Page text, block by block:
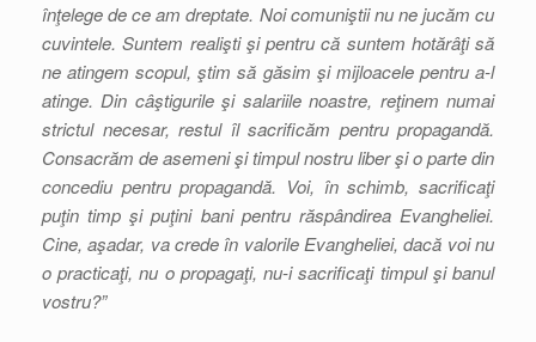
înţelege de ce am dreptate. Noi comuniştii nu ne jucăm cu
cuvintele. Suntem realişti şi pentru că suntem hotărâţi să
ne atingem scopul, ştim să găsim şi mijloacele pentru a-l
atinge. Din câştigurile şi salariile noastre, reţinem numai
strictul necesar, restul îl sacrificăm pentru propagandă.
Consacrăm de asemeni şi timpul nostru liber şi o parte din
concediu pentru propagandă. Voi, în schimb, sacrificaţi
puţin timp şi puţini bani pentru răspândirea Evangheliei.
Cine, aşadar, va crede în valorile Evangheliei, dacă voi nu
o practicaţi, nu o propagaţi, nu-i sacrificaţi timpul şi banul
vostru?”